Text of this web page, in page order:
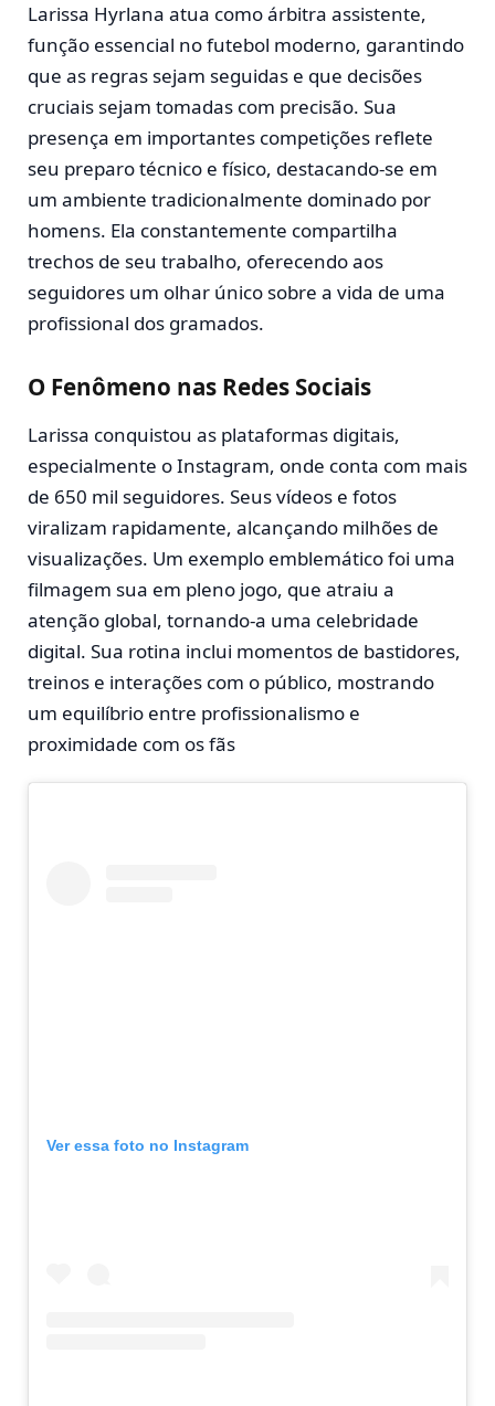
Larissa Hyrlana atua como árbitra assistente,
função essencial no futebol moderno, garantindo
que as regras sejam seguidas e que decisões
cruciais sejam tomadas com precisão. Sua
presença em importantes competições reflete
seu preparo técnico e físico, destacando-se em
um ambiente tradicionalmente dominado por
homens. Ela constantemente compartilha
trechos de seu trabalho, oferecendo aos
seguidores um olhar único sobre a vida de uma
profissional dos gramados.
O Fenômeno nas Redes Sociais
Larissa conquistou as plataformas digitais,
especialmente o Instagram, onde conta com mais
de 650 mil seguidores. Seus vídeos e fotos
viralizam rapidamente, alcançando milhões de
visualizações. Um exemplo emblemático foi uma
filmagem sua em pleno jogo, que atraiu a
atenção global, tornando-a uma celebridade
digital. Sua rotina inclui momentos de bastidores,
treinos e interações com o público, mostrando
um equilíbrio entre profissionalismo e
proximidade com os fãs​
Ver essa foto no Instagram